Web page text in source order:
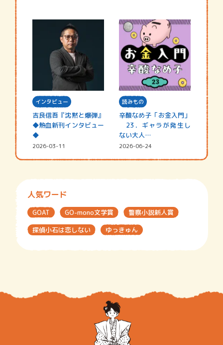
インタビュー
吉良信吾『沈黙と爆弾』
◆熱血新刊インタビュー
◆
2026-03-11
読みもの
辛酸なめ子「お金入門」
23．ギャラが発生し
ない大人…
2026-06-24
人気ワード
GOAT GO-mono文学賞
警察小説新人賞
探偵小石は恋しない
ゆっきゅん